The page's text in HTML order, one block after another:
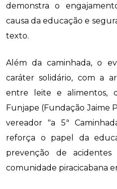
demonstra o
causa da educação e
texto.
Além da caminhada, o
caráter solidário, com a
entre leite e alimentos,
Funjape (Fundação Jaime
vereador "a 5ª
reforça o papel da
prevenção de
comunidade piracicabana